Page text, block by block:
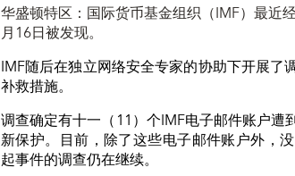
华盛顿特区： 国际货币基金组织（IMF）最近
月16日被发现。
IMF随后在独立网络安全专家的协助下开展了
补救措施。
调查确定有十一（11）个IMF电子邮件账户遭
新保护。目前，除了这些电子邮件账户外，
起事件的调查仍在继续。